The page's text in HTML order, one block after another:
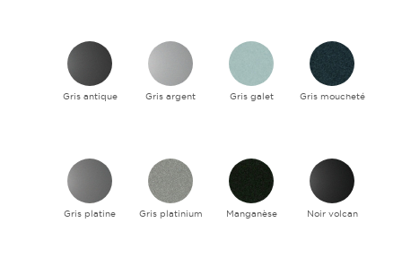
Gris antique Gris argent Gris galet Gris moucheté
Gris platine Gris platinium Manganèse Noir volcan